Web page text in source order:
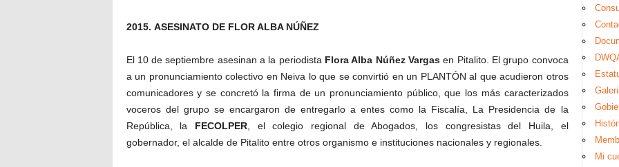
2015. ASESINATO DE FLOR ALBA NÚÑEZ
El 10 de septiembre asesinan a la periodista Flora Alba Núñez Vargasen Pitalito. El grupo convoca
a un pronunciamiento colectivo en Neiva lo que se convirtió en un PLANTÓN al que acudieron otros
comunicadores y se concretó la firma de un pronunciamiento público, que los más caracterizados
voceros del grupo se encargaron de entregarlo a entes como la Fiscalía, La Presidencia de la
República, la FECOLPER, el colegio regional de Abogados, los congresistas del Huila, el
gobernador, el alcalde de Pitalito entre otros organismo e instituciones nacionales y regionales.
Mi